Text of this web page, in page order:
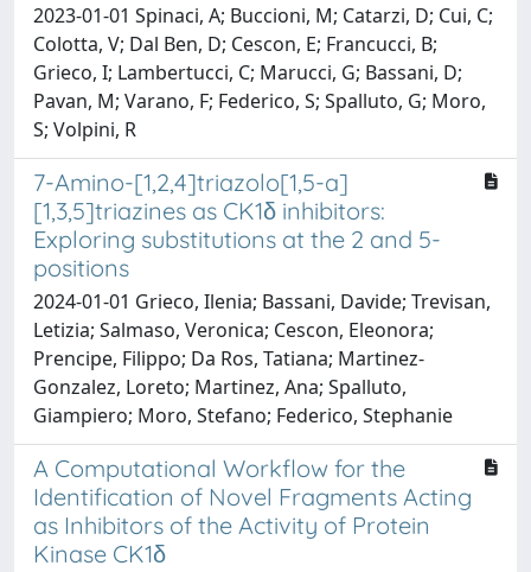
2023-01-01 Spinaci, A; Buccioni, M; Catarzi, D; Cui, C;
Colotta, V; Dal Ben, D; Cescon, E; Francucci, B;
Grieco, I; Lambertucci, C; Marucci, G; Bassani, D;
Pavan, M; Varano, F; Federico, S; Spalluto, G; Moro,
S; Volpini, R
7-Amino-[1,2,4]triazolo[1,5-a]
[1,3,5]triazines as CK1δ inhibitors:
Exploring substitutions at the 2 and 5-
positions
2024-01-01 Grieco, Ilenia; Bassani, Davide; Trevisan,
Letizia; Salmaso, Veronica; Cescon, Eleonora;
Prencipe, Filippo; Da Ros, Tatiana; Martinez-
Gonzalez, Loreto; Martinez, Ana; Spalluto,
Giampiero; Moro, Stefano; Federico, Stephanie
A Computational Workflow for the
Identification of Novel Fragments Acting
as Inhibitors of the Activity of Protein
Kinase CK1δ